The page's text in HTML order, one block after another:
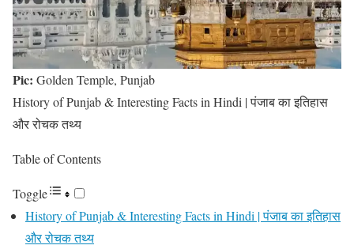
Pic: Golden Temple, Punjab
History of Punjab & Interesting Facts in Hindi | पंजाब का इतिहास
और रोचक तथ्य
Table of Contents
Toggle
History of Punjab & Interesting Facts in Hindi | पंजाब का इतिहास
और रोचक तथ्य